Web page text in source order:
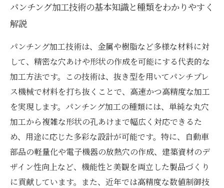
パンチング加工技術の基本知識と種類をわかりやすく
解説
パンチング加工技術は、金属や樹脂など多様な材料に対
して、精密な穴あけや形状の作成を可能にする代表的な
加工方法です。この技術は、抜き型を用いてパンチプレ
ス機械で材料を打ち抜くことで、高速かつ高精度な加工
を実現します。パンチング加工の種類には、単純な丸穴
加工から複雑な形状の孔あけまで幅広く対応できるた
め、用途に応じた多彩な設計が可能です。特に、自動車
部品の軽量化や電子機器の放熱穴の作成、建築資材のデ
ザイン性向上など、機能性と美観を両立した製品づくり
に貢献しています。また、近年では高精度な数値制御技